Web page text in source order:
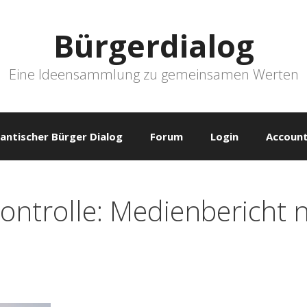
Bürgerdialog
Eine Ideensammlung zu gemeinsamen Werten
Bürger Dialog Forum Login
Medienbericht